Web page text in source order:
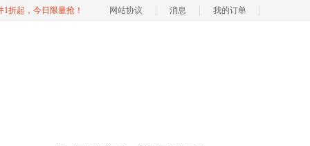
折起，今日限量抢！ 网站协议 消息 我的订单